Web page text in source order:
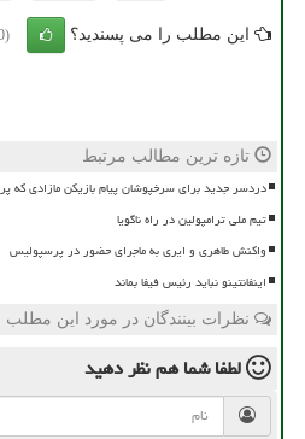
این مطلب را می پسندید؟ (0)
تازه ترین مطالب مرتبط
دردسر جدید برای سرخپوشان پیام بازیکن مازادی که
تیم ملی ترامپولین در راه ناگویا
واکنش طاهری و ایری به ماجرای حضور در پرسپولیس
اینفانتینو نباید رئیس فیفا بماند
نظرات بینندگان در مورد این مطلب
لطفا شما همنظر دهید